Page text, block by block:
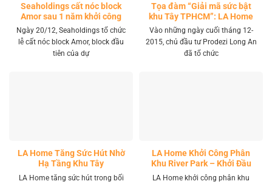
Seaholdings cất nóc block
Amor sau 1 năm khởi công
Ngày 20/12, Seaholdings tổ chức
lễ cất nóc block Amor, block đầu
tiên của dự
Tọa đàm “Giải mã sức bật
khu Tây TPHCM”: LA Home
khai mở tọa độ đầu tư mới
Vào những ngày cuối tháng 12-
2015, chủ đầu tư Prodezi Long An
đã tổ chức
LA Home Tăng Sức Hút Nhờ
Hạ Tầng Khu Tây
LA Home tăng sức hút trong bối
LA Home Khởi Công Phân
Khu River Park – Khởi Đầu
Giai Đoạn Phát Triển Mới
LA Home khởi công phân khu